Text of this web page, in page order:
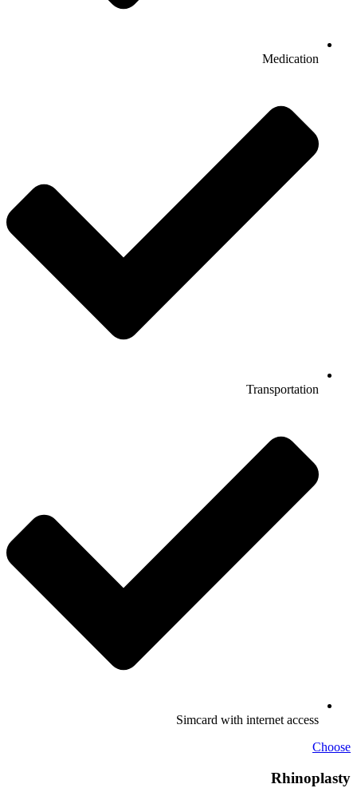
Medication
Transportation
Simcard with internet access
Choose
Rhinoplasty